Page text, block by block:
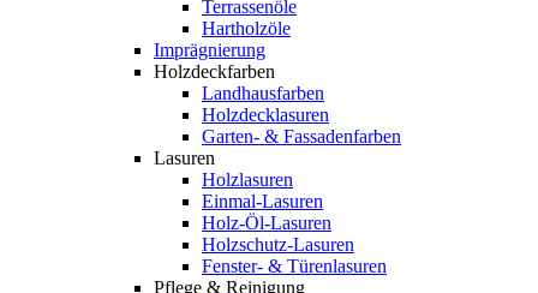
Terrassenöle
Hartholzöle
Imprägnierung
Holzdeckfarben
Landhausfarben
Holzdecklasuren
Garten- & Fassadenfarben
Lasuren
Holzlasuren
Einmal-Lasuren
Holz-Öl-Lasuren
Holzschutz-Lasuren
Fenster- & Türenlasuren
Pflege & Reinigung